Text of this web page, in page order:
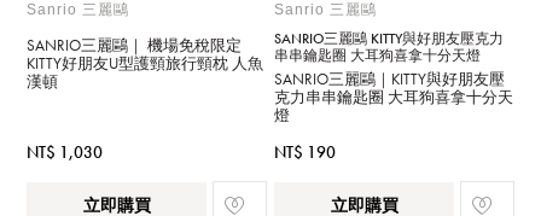
Sanrio 三麗鷗
SANRIO三麗鷗｜ 機場免稅限定
KITTY好朋友U型護頸旅行頸枕 人魚
漢頓
NT$ 1,030
立即購買
Sanrio 三麗鷗
SANRIO三麗鷗 KITTY與好朋友壓克力
串串鑰匙圈 大耳狗喜拿十分天燈
SANRIO三麗鷗｜KITTY與好朋友壓
克力串串鑰匙圈 大耳狗喜拿十分天
燈
NT$ 190
立即購買